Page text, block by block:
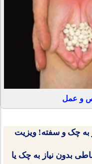
و عمل
به چک و سفته! ویزیت
بدون نیاز به چک یا